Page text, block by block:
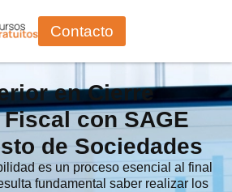
Contacto
en Cierre
con SAGE
de Sociedades
es un proceso esencial al final
fundamental saber realizar los